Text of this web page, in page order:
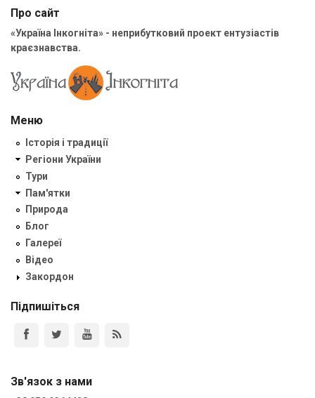
Про сайт
«Україна Інкогніта» - неприбутковий проект ентузіастів
краєзнавства.
Меню
Історія і традиції
Регіони України
Тури
Пам'ятки
Природа
Блог
Галереї
Відео
Закордон
Підпишіться
Зв'язок з нами